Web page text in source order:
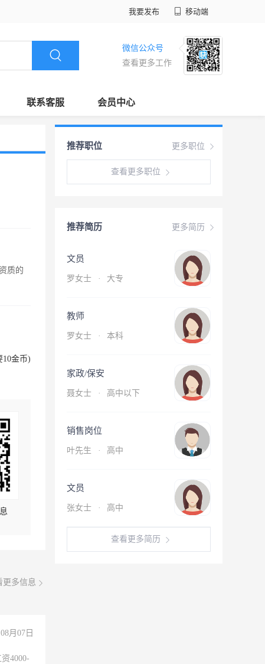
我要发布 移动端
微信公众号
查看更多工作
联系客服 会员中心
质的
10金币)
更多信息
08月07日
4000-
更多职位
推荐职位
查看更多职位
更多简历
推荐简历
文员
罗女士 · 大专
教师
罗女士 · 本科
家政/保安
聂女士 · 高中以下
销售岗位
叶先生 · 高中
文员
张女士 · 高中
查看更多简历